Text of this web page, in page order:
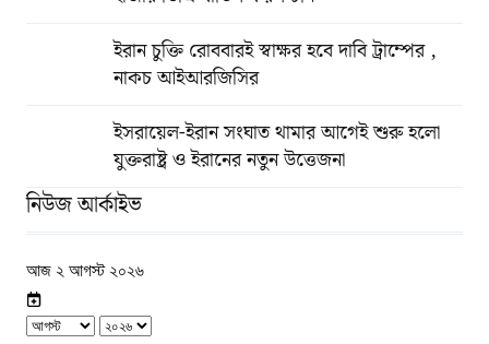
ইরান চুক্তি রোববারই স্বাক্ষর হবে দাবি ট্রাম্পের ,
নাকচ আইআরজিসির
ইসরায়েল-ইরান সংঘাত থামার আগেই শুরু হলো
যুক্তরাষ্ট্র ও ইরানের নতুন উত্তেজনা
নিউজ আর্কাইভ
আজ ২ আগস্ট ২০২৬